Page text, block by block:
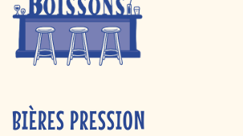
BIÈRES PRESSION